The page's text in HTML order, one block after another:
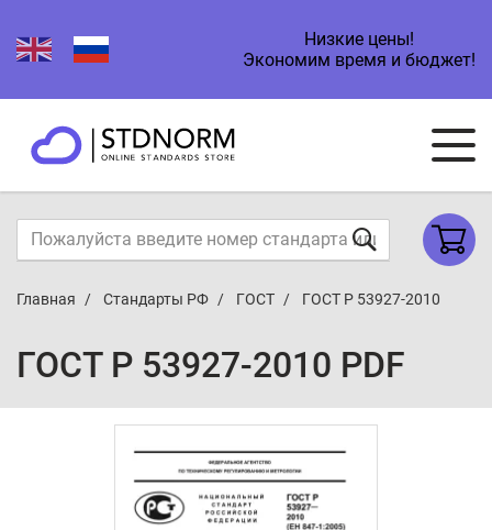
Низкие цены!
Экономим время и бюджет!
Главная Стандарты РФ ГОСТ ГОСТ Р 53927-2010
ГОСТ Р 53927-2010 PDF